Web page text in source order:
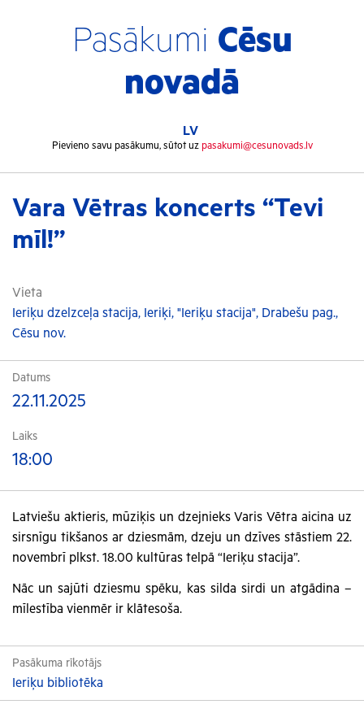
Pasākumi Cēsu
novadā
LV
Pievieno savu pasākumu, sūtot uz pasakumi@cesunovads.lv
Vara Vētras koncerts “Tevi
mīl!”
Vieta
Ieriķu dzelzceļa stacija, Ieriķi, "Ieriķu stacija", Drabešu pag.,
Cēsu nov.
Datums
22.11.2025
Laiks
18:00
Latviešu aktieris, mūziķis un dzejnieks Varis Vētra aicina uz
sirsnīgu tikšanos ar dziesmām, dzeju un dzīves stāstiem 22.
novembrī plkst. 18.00 kultūras telpā “Ieriķu stacija”.
Nāc un sajūti dziesmu spēku, kas silda sirdi un atgādina –
mīlestība vienmēr ir klātesoša.
Pasākuma rīkotājs
Ieriķu bibliotēka